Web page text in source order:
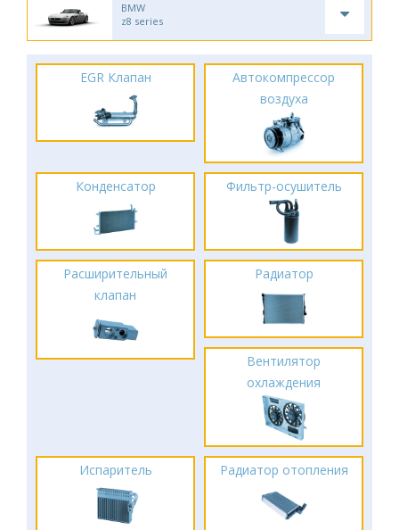
BMW
z8 series
EGR Клапан
Автокомпрессор
воздуха
Конденсатор Фильтр-осушитель
Расширительный
клапан
Радиатор
Вентилятор
охлаждения
Испаритель Радиатор отопления